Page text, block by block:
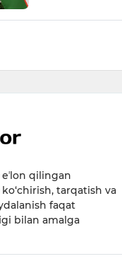
eʼlon qilingan
tarqatish va
faqat
bilan amalga